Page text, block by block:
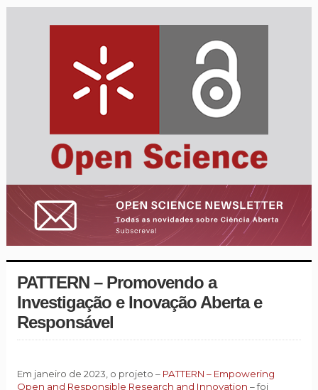
PATTERN – Promovendo a
Investigação e Inovação Aberta e
Responsável
Em janeiro de 2023, o projeto – PATTERN – Empowering
Open and Responsible Research and Innovation – foi